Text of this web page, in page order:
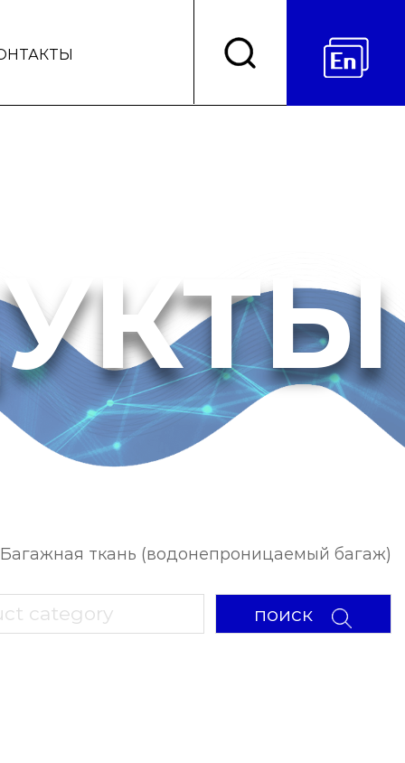
Багажная ткань (водонепроницаемый багаж)
поиск